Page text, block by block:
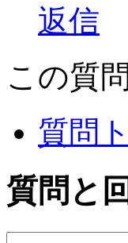
返信
この質
質問
質問と